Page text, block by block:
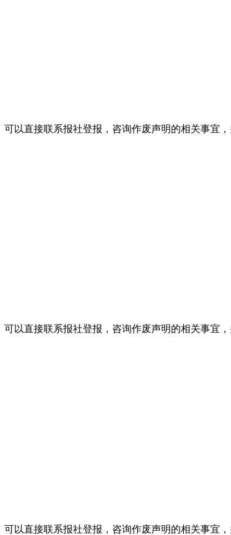
以直接联系报社登报，咨询作废声明的相关事
以直接联系报社登报，咨询作废声明的相关事
以直接联系报社登报，咨询作废声明的相关事